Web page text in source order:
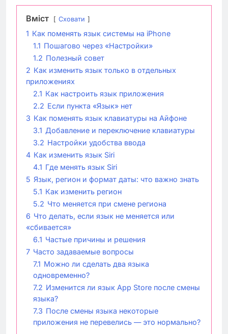
Вміст Сховати
1 Как поменять язык системы на iPhone
1.1 Пошагово через «Настройки»
1.2 Полезный совет
2 Как изменить язык только в отдельных
приложениях
2.1 Как настроить язык приложения
2.2 Если пункта «Язык» нет
3 Как поменять язык клавиатуры на Айфоне
3.1 Добавление и переключение клавиатуры
3.2 Настройки удобства ввода
4 Как изменить язык Siri
4.1 Где менять язык Siri
5 Язык, регион и формат даты: что важно знать
5.1 Как изменить регион
5.2 Что меняется при смене региона
6 Что делать, если язык не меняется или
«сбивается»
6.1 Частые причины и решения
7 Часто задаваемые вопросы
7.1 Можно ли сделать два языка
одновременно?
7.2 Изменится ли язык App Store после смены
языка?
7.3 После смены языка некоторые
приложения не перевелись — это нормально?